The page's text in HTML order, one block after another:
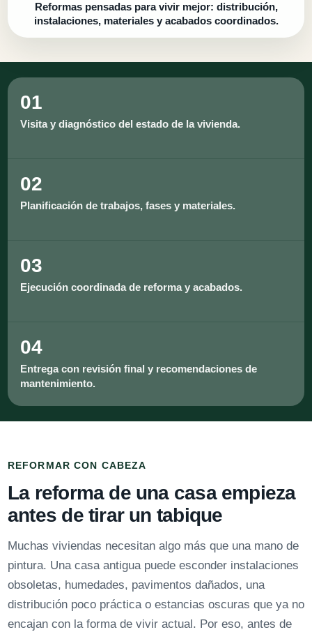
Reformas pensadas para vivir mejor: distribución,
instalaciones, materiales y acabados coordinados.
01
Visita y diagnóstico del estado de la vivienda.
02
Planificación de trabajos, fases y materiales.
03
Ejecución coordinada de reforma y acabados.
04
Entrega con revisión final y recomendaciones de
mantenimiento.
REFORMAR CON CABEZA
La reforma de una casa empieza
antes de tirar un tabique
Muchas viviendas necesitan algo más que una mano de
pintura. Una casa antigua puede esconder instalaciones
obsoletas, humedades, pavimentos dañados, una
distribución poco práctica o estancias oscuras que ya no
encajan con la forma de vivir actual. Por eso, antes de